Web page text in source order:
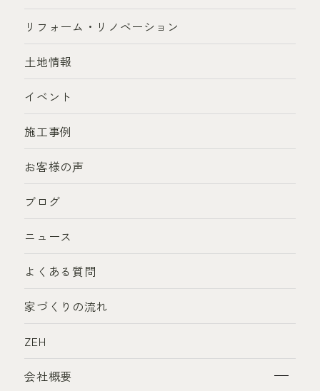
リフォーム・リノベーション
土地情報
イベント
施工事例
お客様の声
ブログ
ニュース
よくある質問
家づくりの流れ
ZEH
会社概要